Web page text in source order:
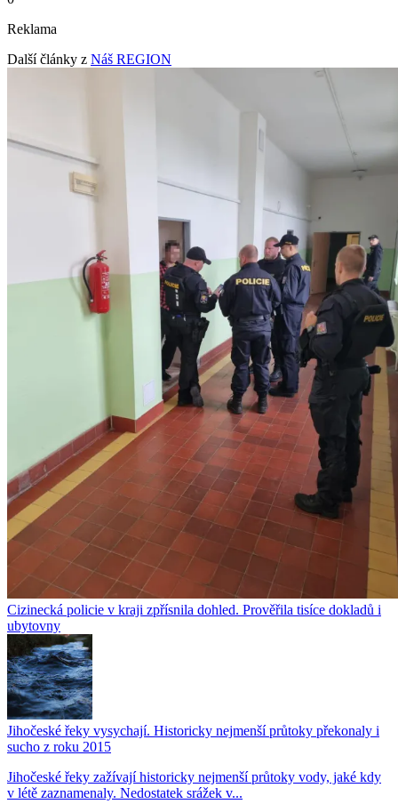
Reklama
Další články z Náš REGION
Cizinecká policie v kraji zpřísnila dohled. Prověřila tisíce dokladů i
ubytovny
Jihočeské řeky vysychají. Historicky nejmenší průtoky překonaly i
sucho z roku 2015
Jihočeské řeky zažívají historicky nejmenší průtoky vody, jaké kdy
v létě zaznamenaly. Nedostatek srážek v...